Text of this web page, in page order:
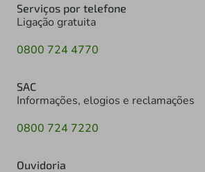
Serviços por telefone
Ligação gratuita
0800 724 4770
SAC
Informações, elogios e reclamações
0800 724 7220
Ouvidoria